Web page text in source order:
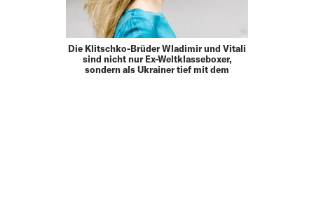
Die Klitschko-Brüder Wladimir und Vitali
sind nicht nur ­­­Ex-Weltklasseboxer,
sondern als Ukrainer tief mit dem